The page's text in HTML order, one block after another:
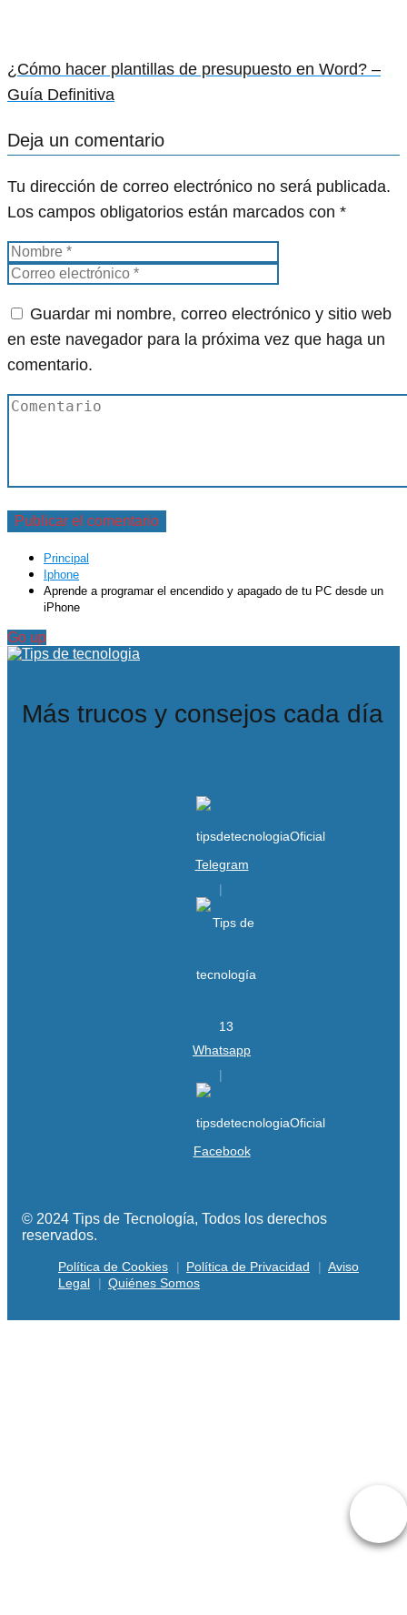
¿Cómo hacer plantillas de presupuesto en Word? –
Guía Definitiva
Deja un comentario
Tu dirección de correo electrónico no será publicada.
Los campos obligatorios están marcados con *
Guardar mi nombre, correo electrónico y sitio web
en este navegador para la próxima vez que haga un
comentario.
Principal
Iphone
Aprende a programar el encendido y apagado de tu PC desde un
iPhone
Go up
Más trucos y consejos cada día
Telegram
Whatsapp
Facebook
© 2024 Tips de Tecnología, Todos los derechos
reservados.
Política de Cookies Política de Privacidad
Aviso
Legal
Quiénes Somos